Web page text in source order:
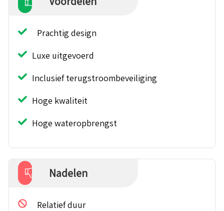
Prachtig design
Luxe uitgevoerd
Inclusief terugstroombeveiliging
Hoge kwaliteit
Hoge wateropbrengst
Nadelen
Relatief duur